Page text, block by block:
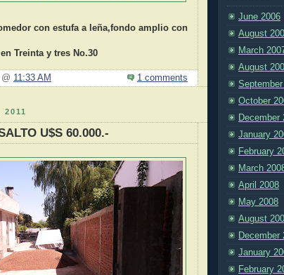
con estufa a leña,fondo amplio con
Treinta y tres No.30
11:33 AM 1 comments
2011
U$S 60.000.-
June 2006
August
March
August
October
December
January
February
March
April 2008
May 2008
August
December
January
February